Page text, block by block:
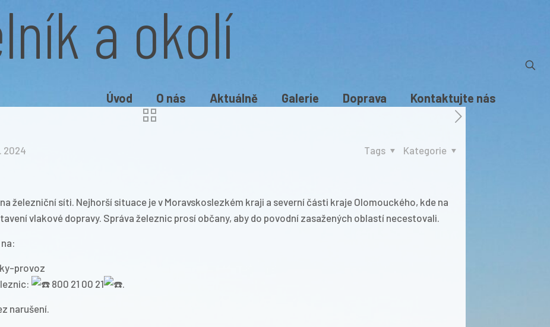
a okolí
Úvod O nás Aktuálně Galerie Doprava Kontaktujte nás
2024 Kategorie
Tags
železniční síti. Nejhorší situace je v Moravskoslezkém kraji a severní části kraje Olomouckého, kde na
vlakové dopravy. Správa železnic prosí občany, aby do povodní zasažených oblastí necestovali.
provoz
800 21 00 21 .
narušení.